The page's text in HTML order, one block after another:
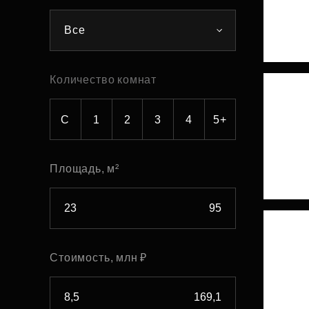
Все
Количество комнат
С 1 2 3 4 5+
Площадь, м²
Стоимость, млн ₽